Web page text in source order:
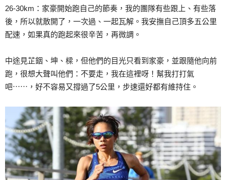
26-30km：家豪開始跑自己的節奏，我的團隊有些跟上、有些落
後，所以就散開了，一次過、一起瓦解。我安撫自己頂多五公里
配速，如果真的跑起來很辛苦，再微調。
中途見芷銦、坤、樑，但他們的目光只看到家豪，並跟隨他向前
跑，很想大聲叫他們：不要走，我在這裡呀！幫我打打氣
吧⋯⋯，好不容易又撐過了5公里，步速還好都有維持住。